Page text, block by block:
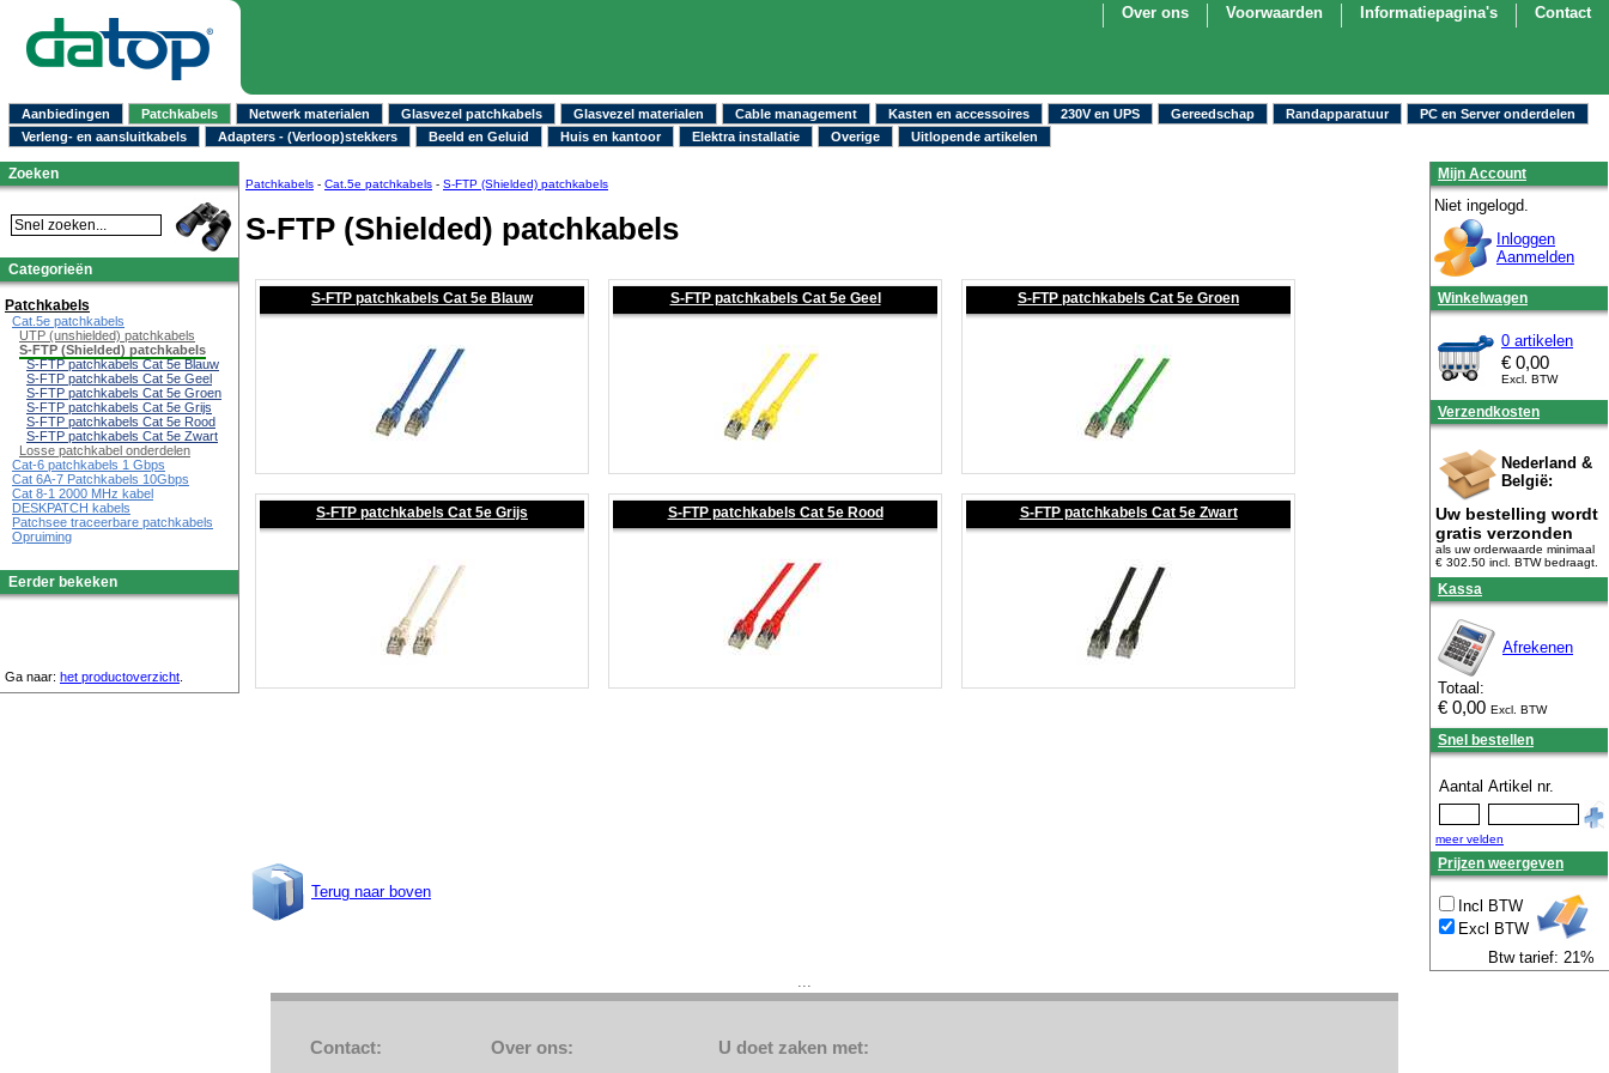
Contact
Informatiepagina's
Voorwaarden
Over ons
Aanbiedingen Patchkabels Netwerk materialen Glasvezel patchkabels Glasvezel materialen Cable management Kasten en accessoires 230V en UPS Gereedschap Randapparatuur
PC en Server onderdelen
Verleng- en aansluitkabels
Adapters - (Verloop)stekkers Beeld en Geluid Huis en kantoor Elektra installatie Overige Uitlopende artikelen
Patchkabels - Cat.5e patchkabels - S-FTP (Shielded) patchkabels
S-FTP (Shielded) patchkabels
S-FTP patchkabels Cat 5e Blauw S-FTP patchkabels Cat 5e Geel S-FTP patchkabels Cat 5e Groen
S-FTP patchkabels Cat 5e Grijs S-FTP patchkabels Cat 5e Rood S-FTP patchkabels Cat 5e Zwart
Terug naar boven
Zoeken
Categorieën
Patchkabels
Cat.5e patchkabels
UTP (unshielded) patchkabels
S-FTP (Shielded) patchkabels
S-FTP patchkabels Cat 5e Blauw
S-FTP patchkabels Cat 5e Geel
S-FTP patchkabels Cat 5e Groen
S-FTP patchkabels Cat 5e Grijs
S-FTP patchkabels Cat 5e Rood
S-FTP patchkabels Cat 5e Zwart
Losse patchkabel onderdelen
Cat-6 patchkabels 1 Gbps
Cat 6A-7 Patchkabels 10Gbps
Cat 8-1 2000 MHz kabel
DESKPATCH kabels
Patchsee traceerbare patchkabels
Opruiming
Eerder bekeken
Ga naar: het productoverzicht
Mijn Account
Niet ingelogd.
Inloggen
Aanmelden
Winkelwagen
0 artikelen
€ 0,00
Excl. BTW
Verzendkosten
Nederland &
België:
Uw bestelling wordt
gratis verzonden
als uw orderwaarde minimaal
€ 302.50 incl. BTWbedraagt.
Kassa
Afrekenen
Totaal:
€ 0,00 Excl. BTW
Snel bestellen
Aantal Artikel nr.
meer velden
Prijzen weergeven
Incl BTW
Excl BTW
Btw tarief: 21%
Contact: Over ons: U doet zaken met: